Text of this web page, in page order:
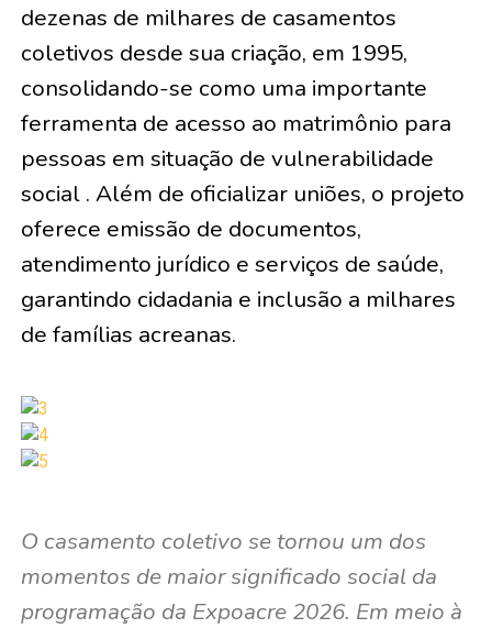
dezenas de milhares de casamentos
coletivos desde sua criação, em 1995,
consolidando-se como uma importante
ferramenta de acesso ao matrimônio para
pessoas em situação de vulnerabilidade
social . Além de oficializar uniões, o projeto
oferece emissão de documentos,
atendimento jurídico e serviços de saúde,
garantindo cidadania e inclusão a milhares
de famílias acreanas.
O casamento coletivo se tornou um dos
momentos de maior significado social da
programação da Expoacre 2026. Em meio à